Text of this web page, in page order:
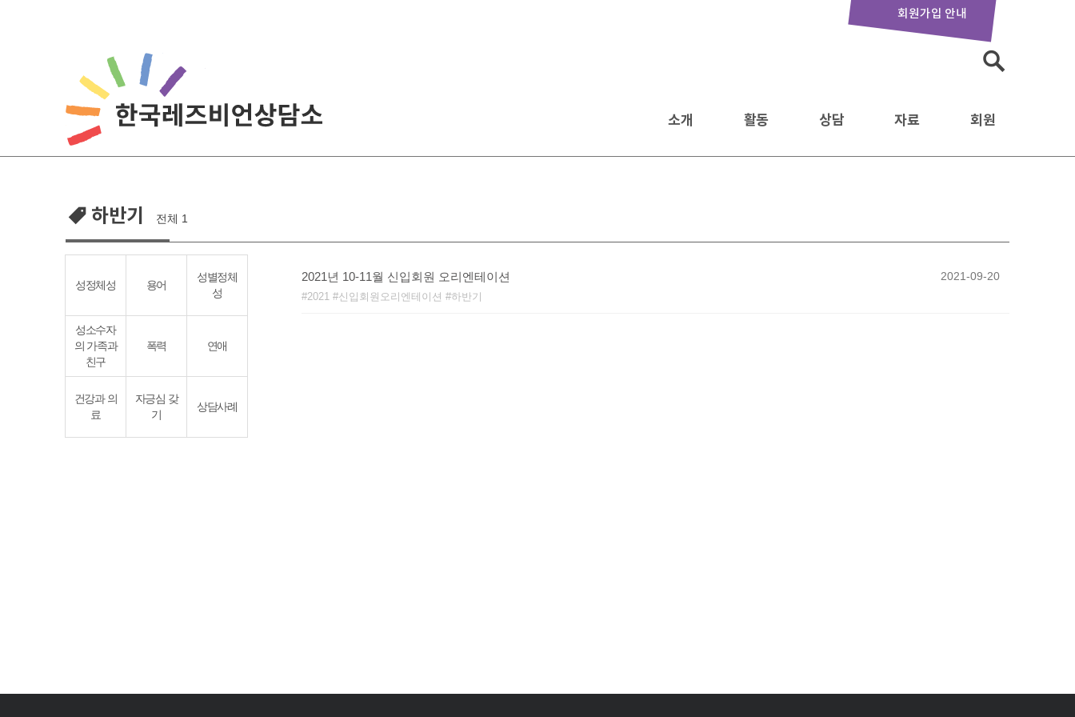
회원가입 안내
소개 활동 상담 자료 회원
하반기 전체 1
성정체성 용어
성별정체
성
성소수자
의 가족과
친구
폭력 연애
건강과 의
료
자긍심 갖
기
상담사례
2021년 10-11월 신입회원 오리엔테이션
2021 신입회원오리엔테이션 하반기
2021-09-20